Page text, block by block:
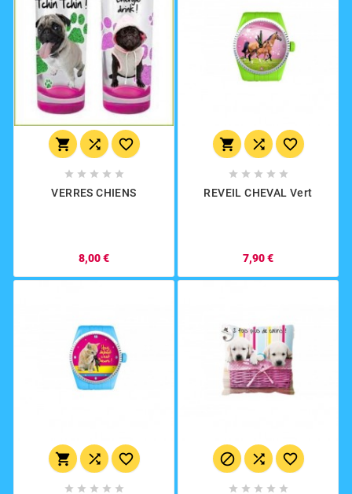
  
    
VERRES CHIENS
8,00 €
  
    
REVEIL CHEVAL Vert
7,90 €
  
    
  
    